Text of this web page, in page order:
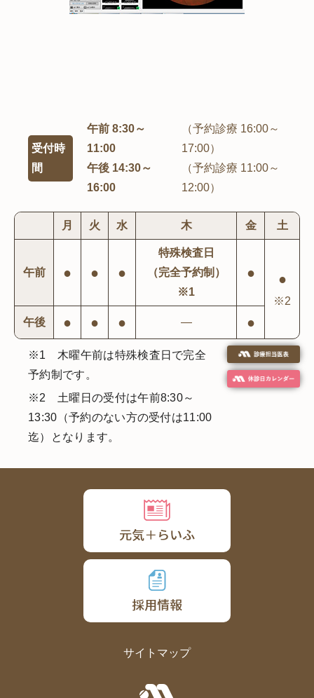
受付時
間
午前 8:30～
11:00
午後 14:30～
16:00
（予約診療 16:00～
17:00）
（予約診療 11:00～
12:00）
月 火 水 木 金 土
午前 ● ● ●
特殊検査日
（完全予約制）
※1
● ●
※2
午後
● ● ● ― ●
※1 木曜午前は特殊検査日で完全
予約制です。
※2 土曜日の受付は午前8:30～
13:30（予約のない方の受付は11:00
迄）となります。
サイトマップ